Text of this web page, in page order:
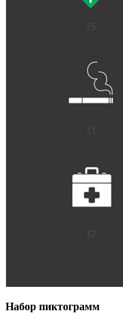
Набор пиктограмм